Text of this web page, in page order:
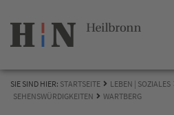
SIE SIND HIER: STARTSEITE LEBEN | SOZIALES
SEHENSWÜRDIGKEITEN
WARTBERG